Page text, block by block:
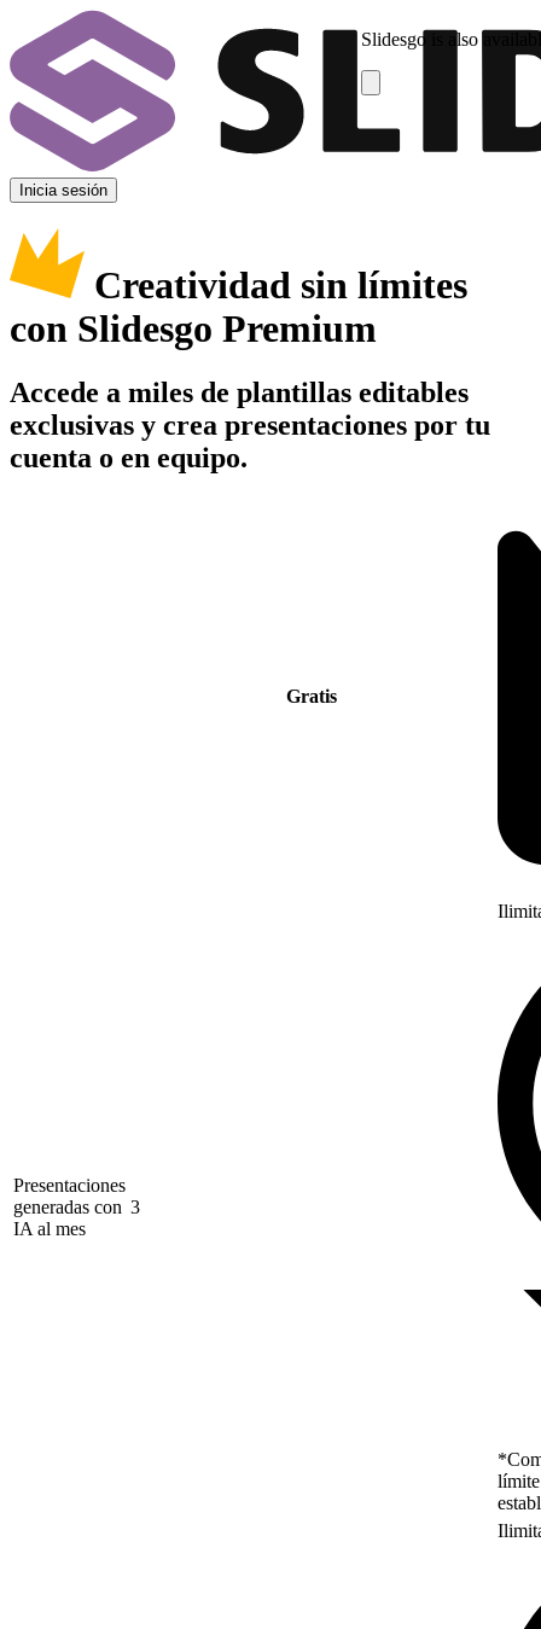
Slidesgo is also
Inicia sesión
Creatividad sin límites
con Slidesgo Premium
Accede a miles de plantillas editables
exclusivas y crea presentaciones por tu
cuenta o en equipo.
Gratis
Presentaciones
generadas con
IA al mes
3